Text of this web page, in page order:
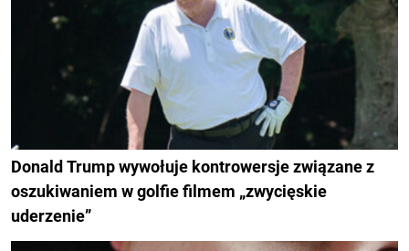
Donald Trump wywołuje kontrowersje związane z
oszukiwaniem w golfie filmem „zwycięskie
uderzenie”